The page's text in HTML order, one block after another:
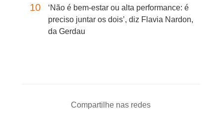
10
‘Não é bem-estar ou alta performance: é
preciso juntar os dois’, diz Flavia Nardon,
da Gerdau
Compartilhe nas redes